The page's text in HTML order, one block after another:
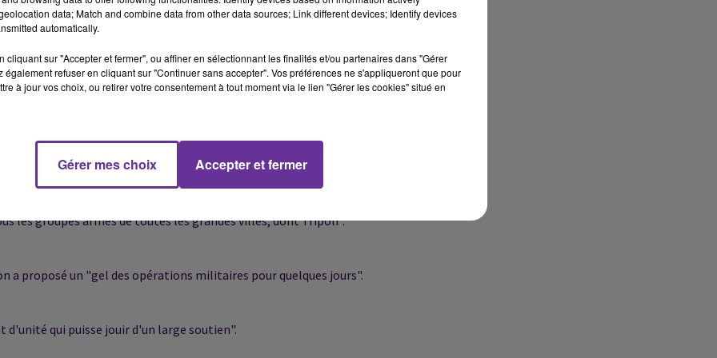
qui contrôle la capitale depuis août. Elle a accusé dans un
ces derniers mois une opération pour reprendre Benghazi aux
de la légitimité des institutions de l'Etat et le rejet du
les groupes armés de toutes les grandes villes, dont Tripoli".
a proposé un "gel des opérations militaires pour quelques jours".
qui puisse jouir d'un large soutien".
data; Match and combine data from other data sources; Link different devices; Identify devices
automatically.
cliquant sur "Accepter et fermer", ou affiner en sélectionnant les finalités et/ou partenaires dans "Gérer
également refuser en cliquant sur "Continuer sans accepter". Vos préférences ne s'appliqueront que pour
à jour vos choix, ou retirer votre consentement à tout moment via le lien "Gérer les cookies" situé en
Gérer mes choix Accepter et fermer